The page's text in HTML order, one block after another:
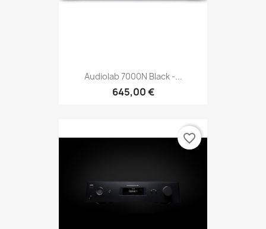
Audiolab 7000N Black -...
645,00 €
favorite_border